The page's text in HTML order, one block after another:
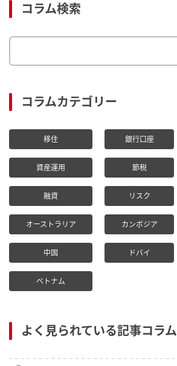
コラム検索
e
r
c
h
f
o
r:
コラムカテゴリー
移住 銀行口座
資産運用 節税
融資 リスク
オーストラリア カンボジア
中国 ドバイ
ベトナム
よく見られている記事コラム